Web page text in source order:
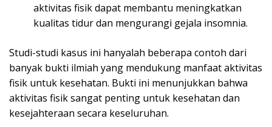
aktivitas fisik dapat membantu meningkatkan
kualitas tidur dan mengurangi gejala insomnia.
Studi-studi kasus ini hanyalah beberapa contoh dari
banyak bukti ilmiah yang mendukung manfaat aktivitas
fisik untuk kesehatan. Bukti ini menunjukkan bahwa
aktivitas fisik sangat penting untuk kesehatan dan
kesejahteraan secara keseluruhan.